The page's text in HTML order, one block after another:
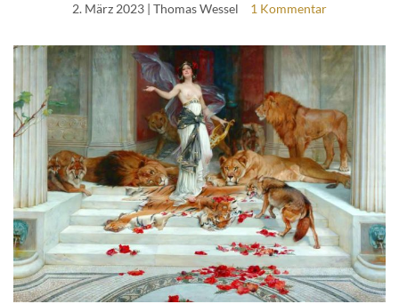
2. März 2023 | Thomas Wessel 1 Kommentar